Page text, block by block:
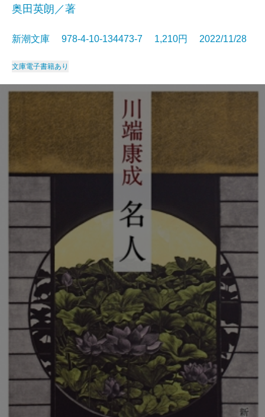
奥田英朗／著
新潮文庫 978-4-10-134473-7 1,210円 2022/11/28
文庫電子書籍あり